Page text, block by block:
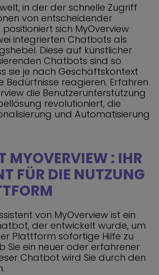
in der der schnelle Zugriff
von entscheidender
sich MyOverview
integrierten Chatbots als
Diese auf künstlicher
Chatbots sind so
sie je nach Geschäftskontext
Bedürfnisse reagieren. Erfahren
die Benutzerunterstützung
revolutioniert, die
und Automatisierung
MYOVERVIEW : IHR
FÜR DIE NUTZUNG
von MyOverview ist ein
der entwickelt wurde, um
Plattform sofortige Hilfe zu
Sie ein neuer oder erfahrener
Chatbot wird Sie durch den